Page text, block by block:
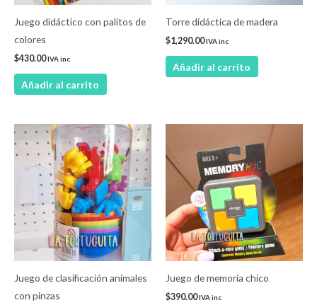
Juego didáctico con palitos de
colores
$430.00IVA inc
Añadir al carrito
Torre didáctica de madera
$1,290.00IVA inc
Añadir al carrito
Juego de clasificación animales
con pinzas
Juego de memoria chico
$390.00IVA inc